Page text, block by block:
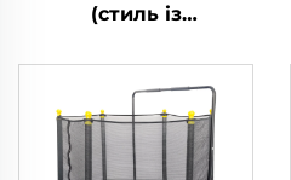
(стиль із